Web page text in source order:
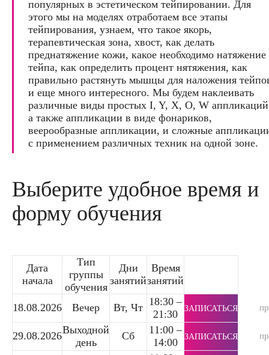
популярных в эстетическом тейпировании. Для
этого мы на моделях отработаем все этапы
тейпирования, узнаем, что такое якорь,
терапевтическая зона, хвост, как делать
преднатяжение кожи, какое необходимо натяжение
тейпа, как определить процент нятяжения, как
правильно растянуть мышцы для наложения
и еще много интересного. Мы будем наклеивать
различные виды простых I, Y, X, O, W
а также аппликации в виде фонариков,
веерообразные аппликации, и сложные
с применением различных техник на одной зоне.
Выберите удобное время и
форму обучения
Дата
начала
Тип
группы
обучения
Дни
занятий
Время
занятий
18.08.2026 Вечер Вт, Чт 18:30 –
21:30
ЗАПИСАТЬСЯ
29.08.2026Выходной
день
Сб
11:00 –
14:00
ЗАПИСАТЬСЯ